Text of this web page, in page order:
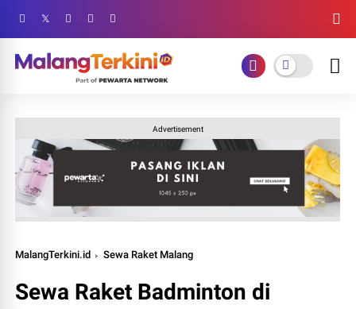
Advertisement
MalangTerkini.id Sewa Raket Malang
Sewa Raket Badminton di